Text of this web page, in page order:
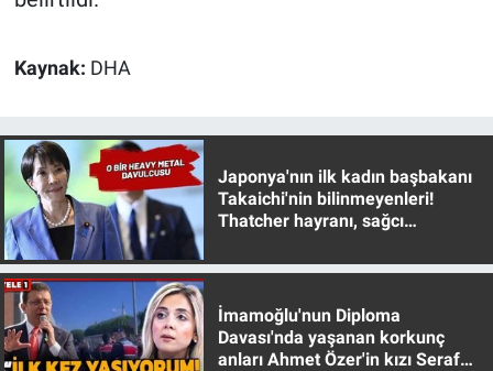
Kaynak: DHA
Japonya'nın ilk kadın başbakanı
Takaichi'nin bilinmeyenleri!
Thatcher hayranı, sağcı
İmamoğlu'nun Diploma
Davası'nda yaşanan korkunç
anları Ahmet Özer'in kızı Seraf
Nedir
Programlar
Sağlık
Spor
Teknoloji